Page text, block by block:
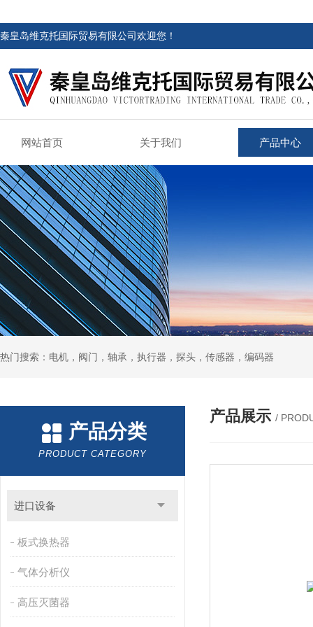
秦皇岛维克托国际贸易有限公司欢迎您！
网站首页 关于我们 产品中心
热门搜索：电机，阀门，轴承，执行器，探头，传感器，编码器
产品分类
PRODUCT CATEGORY
进口设备
板式换热器
气体分析仪
高压灭菌器
产品展示 /